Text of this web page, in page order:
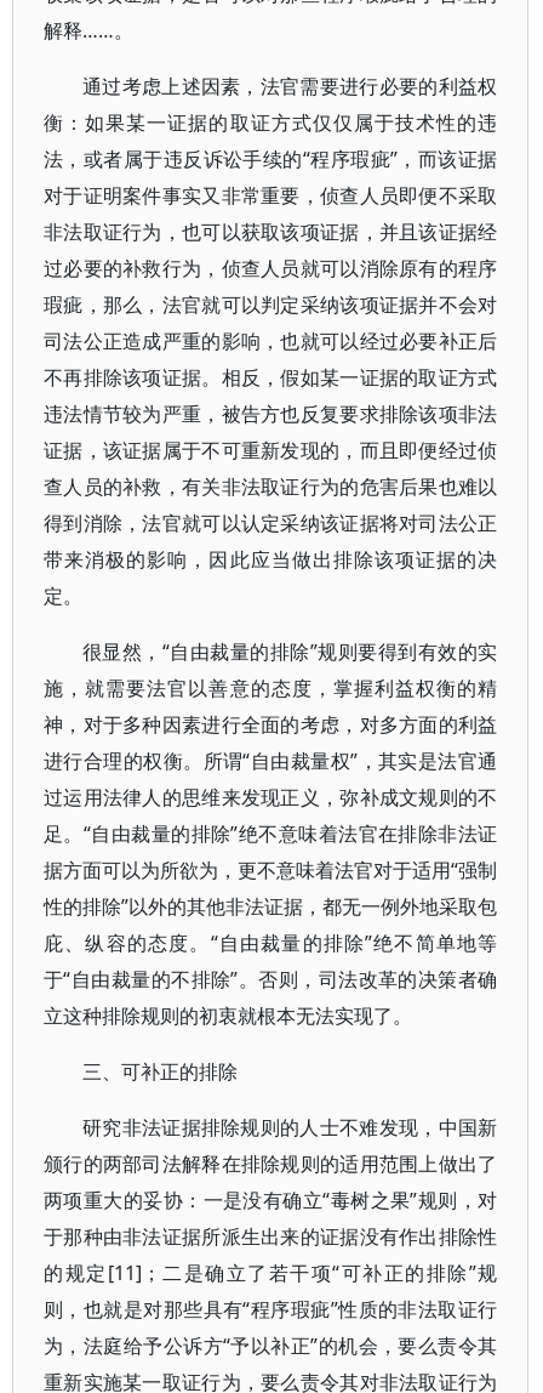
解释……。
通过考虑上述因素，法官需要进行必要的利益权
衡：如果某一证据的取证方式仅仅属于技术性的违
法，或者属于违反诉讼手续的“程序瑕疵”，而该证据
对于证明案件事实又非常重要，侦查人员即便不采取
非法取证行为，也可以获取该项证据，并且该证据经
过必要的补救行为，侦查人员就可以消除原有的程序
瑕疵，那么，法官就可以判定采纳该项证据并不会对
司法公正造成严重的影响，也就可以经过必要补正后
不再排除该项证据。相反，假如某一证据的取证方式
违法情节较为严重，被告方也反复要求排除该项非法
证据，该证据属于不可重新发现的，而且即便经过侦
查人员的补救，有关非法取证行为的危害后果也难以
得到消除，法官就可以认定采纳该证据将对司法公正
带来消极的影响，因此应当做出排除该项证据的决
定。
很显然，“自由裁量的排除”规则要得到有效的实
施，就需要法官以善意的态度，掌握利益权衡的精
神，对于多种因素进行全面的考虑，对多方面的利益
进行合理的权衡。所谓“自由裁量权”，其实是法官通
过运用法律人的思维来发现正义，弥补成文规则的不
足。“自由裁量的排除”绝不意味着法官在排除非法证
据方面可以为所欲为，更不意味着法官对于适用“强制
性的排除”以外的其他非法证据，都无一例外地采取包
庇、纵容的态度。“自由裁量的排除”绝不简单地等
于“自由裁量的不排除”。否则，司法改革的决策者确
立这种排除规则的初衷就根本无法实现了。
三、可补正的排除
研究非法证据排除规则的人士不难发现，中国新
颁行的两部司法解释在排除规则的适用范围上做出了
两项重大的妥协：一是没有确立“毒树之果”规则，对
于那种由非法证据所派生出来的证据没有作出排除性
的规定[11]；二是确立了若干项“可补正的排除”规
则，也就是对那些具有“程序瑕疵”性质的非法取证行
为，法庭给予公诉方“予以补正”的机会，要么责令其
重新实施某一取证行为，要么责令其对非法取证行为